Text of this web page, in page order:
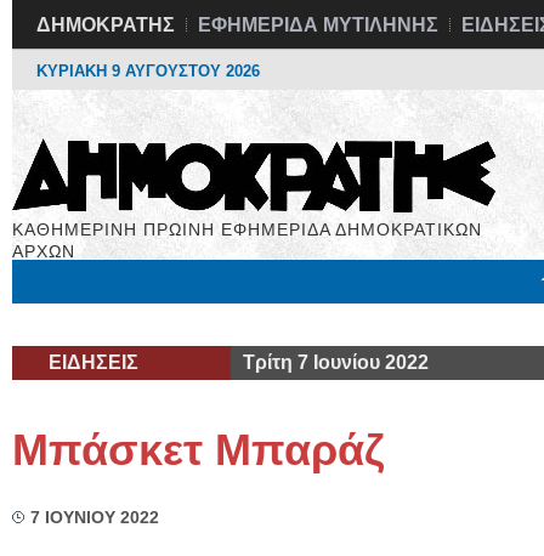
ΔΗΜΟΚΡΑΤΗΣ ΕΦΗΜΕΡΙΔΑ ΜΥΤΙΛΗΝΗΣ
ΚΥΡΙΑΚΗ 9 ΑΥΓΟΥΣΤΟΥ 2026
ΚΑΘΗΜΕΡΙΝΗ ΠΡΩΙΝΗ ΕΦΗΜΕΡΙΔΑ ΔΗΜΟΚΡΑΤΙΚΩΝ
ΑΡΧΩΝ
ΕΙΔΗΣΕΙΣ Τρίτη 7 Ιουνίου 2022
Μπάσκετ Μπαράζ
7 ΙΟΥΝΙΟΥ 2022